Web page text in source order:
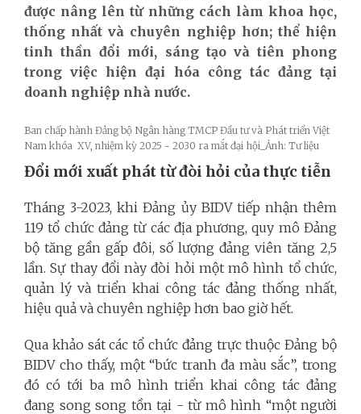
được nâng lên từ những cách làm khoa học,
thống nhất và chuyên nghiệp hơn; thể hiện
tinh thần đổi mới, sáng tạo và tiên phong
trong việc hiện đại hóa công tác đảng tại
doanh nghiệp nhà nước.
Ban chấp hành Đảng bộ Ngân hàng TMCP Đầu tư và Phát triển Việt
Nam khóa XV, nhiệm kỳ 2025 - 2030 ra mắt đại hội_Ảnh: Tư liệu
Đổi mới xuất phát từ đòi hỏi của thực tiễn
Tháng 3-2023, khi Đảng ủy BIDV tiếp nhận thêm
119 tổ chức đảng từ các địa phương, quy mô Đảng
bộ tăng gần gấp đôi, số lượng đảng viên tăng 2,5
lần. Sự thay đổi này đòi hỏi một mô hình tổ chức,
quản lý và triển khai công tác đảng thống nhất,
hiệu quả và chuyên nghiệp hơn bao giờ hết.
Qua khảo sát các tổ chức đảng trực thuộc Đảng bộ
BIDV cho thấy, một “bức tranh đa màu sắc”, trong
đó có tới ba mô hình triển khai công tác đảng
đang song song tồn tại - từ mô hình “một người